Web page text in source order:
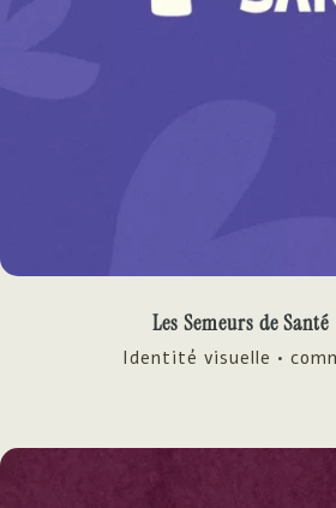
Les Semeurs de
Identité visuelle •